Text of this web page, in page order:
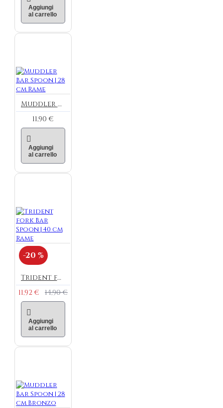
Aggiungi
al carrello
Muddler Bar Spoon | 28 cm Rame
11,90 €
Aggiungi
al carrello
-20 %
Trident fork Bar Spoon | 40 cm Rame
11,92 €
14,90 €
Aggiungi
al carrello